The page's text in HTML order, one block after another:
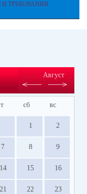
И ТРЕБОВАНИЯ
Август
сб вс
1 2
7 8 9
14 15 16
21 22 23